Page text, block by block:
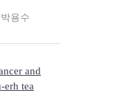
박용수
and
erh tea